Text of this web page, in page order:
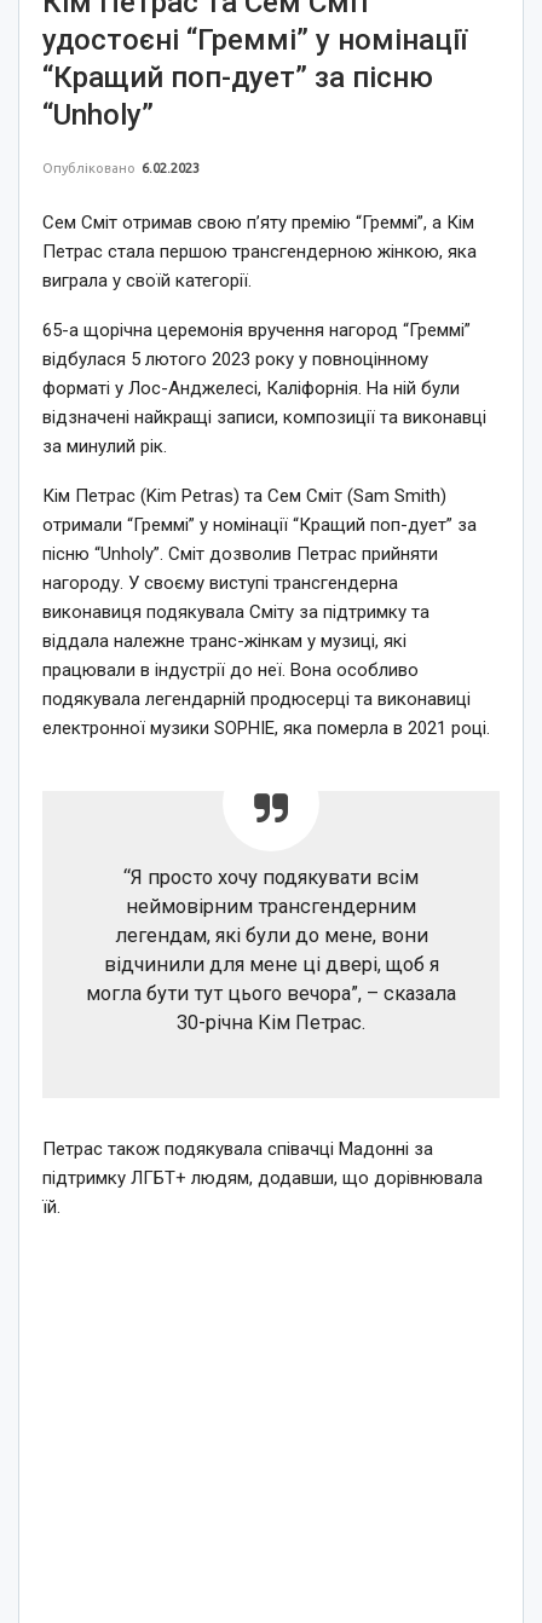
удостоєні “Греммі” у номінації
“Кращий поп-дует” за пісню
“Unholy”
Опубліковано 6.02.2023
Сем Сміт отримав свою п’яту премію “Греммі”, а Кім
Петрас стала першою трансгендерною жінкою, яка
виграла у своїй категорії.
65-а щорічна церемонія вручення нагород “Греммі”
відбулася 5 лютого 2023 року у повноцінному
форматі у Лос-Анджелесі, Каліфорнія. На ній були
відзначені найкращі записи, композиції та виконавці
за минулий рік.
Кім Петрас (Kim Petras) та Сем Сміт (Sam Smith)
отримали “Греммі” у номінації “Кращий поп-дует” за
пісню “Unholy”. Сміт дозволив Петрас прийняти
нагороду. У своєму виступі трансгендерна
виконавиця подякувала Сміту за підтримку та
віддала належне транс-жінкам у музиці, які
працювали в індустрії до неї. Вона особливо
подякувала легендарній продюсерці та виконавиці
електронної музики SOPHIE, яка померла в 2021 році.
“Я просто хочу подякувати всім
неймовірним трансгендерним
легендам, які були до мене, вони
відчинили для мене ці двері, щоб я
могла бути тут цього вечора”, – сказала
30-річна Кім Петрас.
Петрас також подякувала співачці Мадонні за
підтримку ЛГБТ+ людям, додавши, що дорівнювала
їй.